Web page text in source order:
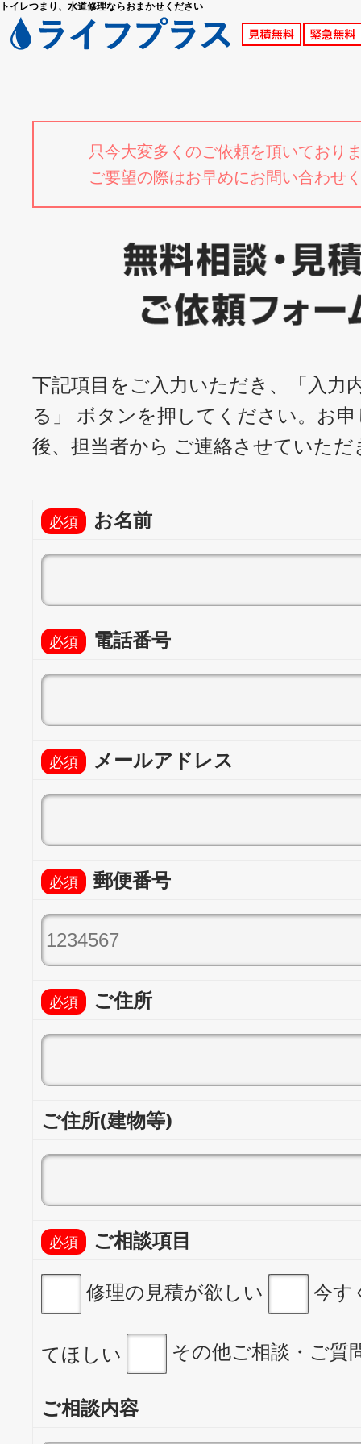
トイレつまり、水道修理ならおまかせください
只今大変多くのご依頼を頂いており
ご要望の際はお早めにお問い合わせ
下記項目をご入力いただき、「入力
る」 ボタンを押してください。 お
後、担当者から ご連絡させていただ
お名前
電話番号
メールアドレス
郵便番号
ご住所
ご住所(建物等)
ご相談項目
修理の見積が欲しい
今す
てほしい その他ご相談・ご質
ご相談内容